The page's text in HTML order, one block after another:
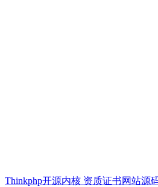
Thinkphp开源内核 资质证书网站源